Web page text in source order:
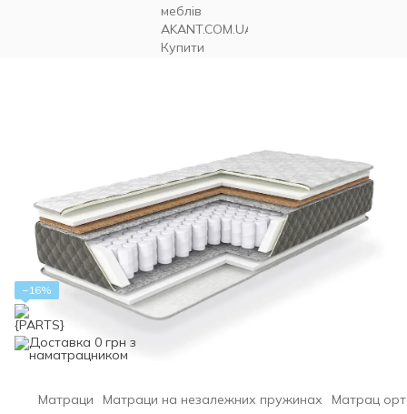
−16%
Матраци Матраци на незалежних пружинах Матрац